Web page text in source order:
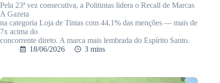
Pela 23ª vez consecutiva, a Politintas lidera o Recall de Marcas
A Gazeta
na categoria Loja de Tintas com 44,1% das menções — mais de
7x acima do
concorrente direto. A marca mais lembrada do Espírito Santo.
18/06/2026
3 mins